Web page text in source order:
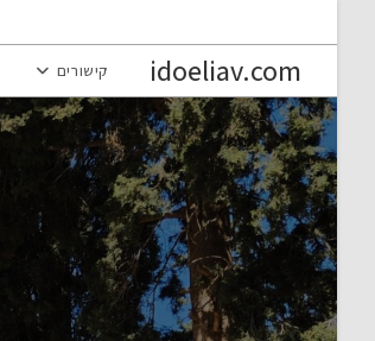
idoeliav.com קישורים